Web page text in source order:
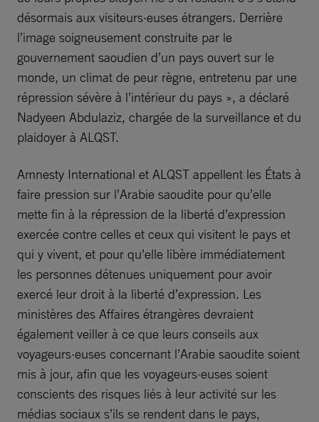
désormais aux visiteurs·euses étrangers. Derrière
l’image soigneusement construite par le
gouvernement saoudien d’un pays ouvert sur le
monde, un climat de peur règne, entretenu par une
répression sévère à l’intérieur du pays », a déclaré
Nadyeen Abdulaziz, chargée de la surveillance et du
plaidoyer à ALQST.
Amnesty International et ALQST appellent les États à
faire pression sur l’Arabie saoudite pour qu’elle
mette fin à la répression de la liberté d’expression
exercée contre celles et ceux qui visitent le pays et
qui y vivent, et pour qu’elle libère immédiatement
les personnes détenues uniquement pour avoir
exercé leur droit à la liberté d’expression. Les
ministères des Affaires étrangères devraient
également veiller à ce que leurs conseils aux
voyageurs·euses concernant l’Arabie saoudite soient
mis à jour, afin que les voyageurs·euses soient
conscients des risques liés à leur activité sur les
médias sociaux s’ils se rendent dans le pays,